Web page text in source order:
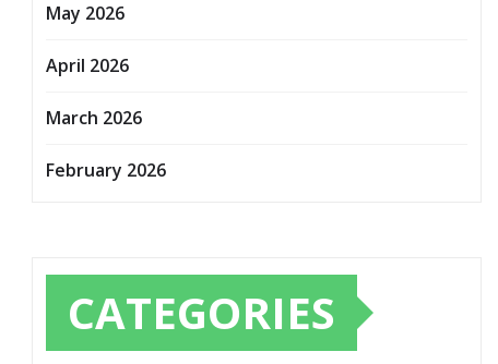
May 2026
April 2026
March 2026
February 2026
CATEGORIES